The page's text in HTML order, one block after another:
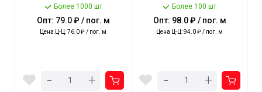
Более 1000 шт
Опт: 79.0 ₽ / пог. м
Цена Ц-Ц: 76.0 ₽ / пог. м
- +
Более 100 шт
Опт: 98.0 ₽ / пог. м
Цена Ц-Ц: 94.0 ₽ / пог. м
- +